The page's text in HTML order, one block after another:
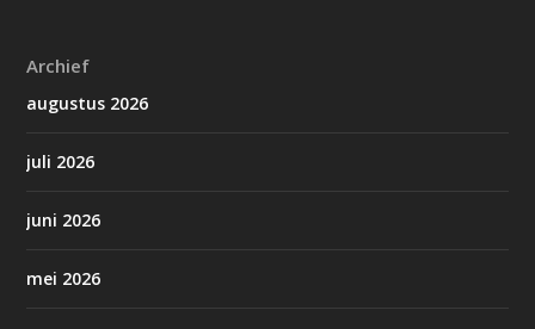
Archief
augustus 2026
juli 2026
juni 2026
mei 2026